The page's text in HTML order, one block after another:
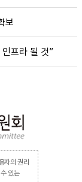
보
프라 될 것”
자의 권리
있는